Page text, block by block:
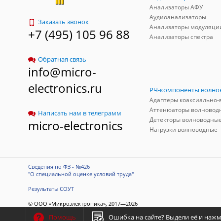
Заказать звонок
+7 (495) 105 96 88
Обратная связь
info@micro-
electronics.ru
Написать нам в телеграмм
micro-electronics
Анализаторы АФУ
Аудиоанализаторы
Анализаторы
Анализаторы спектра
Аттенюаторы
Детекторы волноводные
Нагрузки волноводные
Сведения по ФЗ - №426
"О специальной оценке условий труда"
Результаты СОУТ
© ООО «Микроэлектроника», 2017—2026
Разработка сайта
ITConstruct
Помощь Ошибка на сайте? Выдели её и